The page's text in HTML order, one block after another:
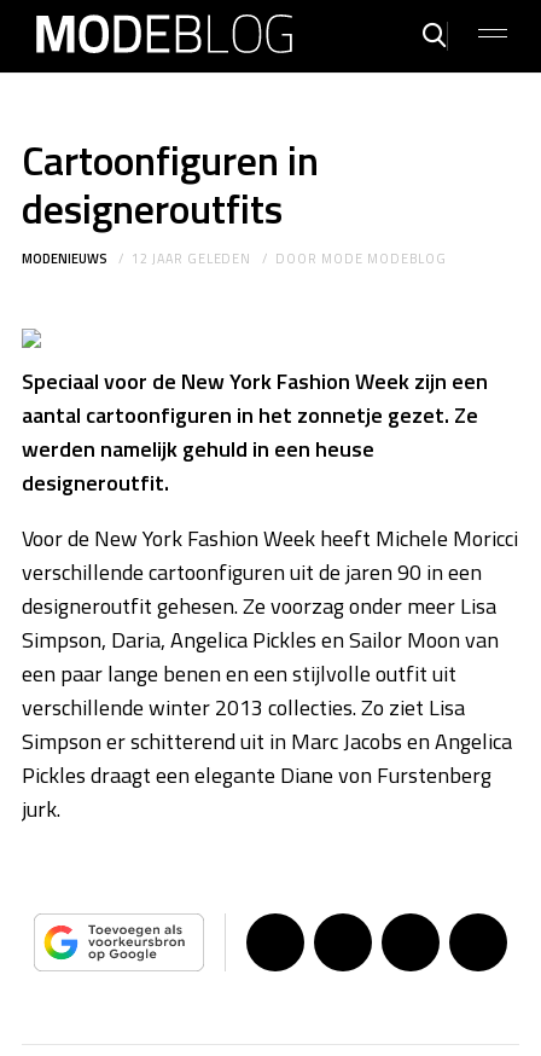
Cartoonfiguren in
designeroutfits
MODENIEUWS 12 JAAR GELEDEN DOOR MODE MODEBLOG
Speciaal voor de New York Fashion Week zijn een
aantal cartoonfiguren in het zonnetje gezet. Ze
werden namelijk gehuld in een heuse
designeroutfit.
Voor de New York Fashion Week heeft Michele Moricci
verschillende cartoonfiguren uit de jaren 90 in een
designeroutfit gehesen. Ze voorzag onder meer Lisa
Simpson, Daria, Angelica Pickles en Sailor Moon van
een paar lange benen en een stijlvolle outfit uit
verschillende winter 2013 collecties. Zo ziet Lisa
Simpson er schitterend uit in Marc Jacobs en Angelica
Pickles draagt een elegante Diane von Furstenberg
jurk.